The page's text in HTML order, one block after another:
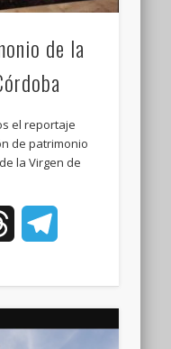
de la
el reportaje
de patrimonio
la Virgen de
Threads